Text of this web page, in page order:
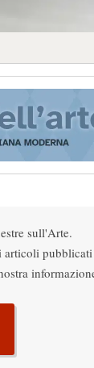
sull'Arte.
articoli